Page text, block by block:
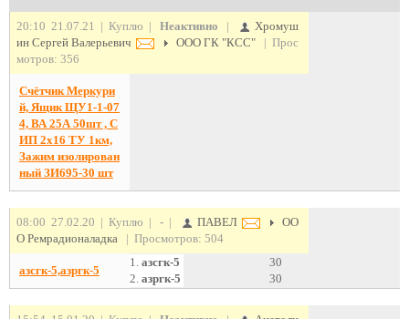
20:10 21.07.21 | Куплю | Неактивно |
Хромуш
ин Сергей Валерьевич
ООО ГК "КСС"
| Прос
мотров: 356
Счётчик Меркури
й, Ящик ЩУ1-1-07
4, ВА 25А 50шт , С
ИП 2х16 ТУ 1км,
Зажим изолирован
ный ЗИ695-30 шт
08:00 27.02.20 | Куплю | - | ПАВЕЛ
ОО
О Ремрадионаладка
| Просмотров: 504
азсгк-5,азргк-5
1. азсгк-5
30
2. азргк-5 30